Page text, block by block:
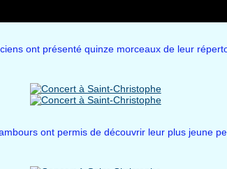
ont présenté quinze morceaux de leur
ont permis de découvrir leur plus jeune